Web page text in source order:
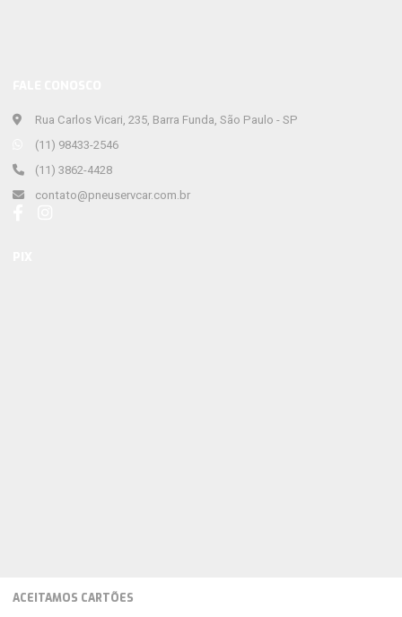
Rua Carlos Vicari, 235, Barra Funda, São Paulo - SP
(11) 98433-2546
(11) 3862-4428
contato@pneuservcar.com.br
ACEITAMOS CARTÕES